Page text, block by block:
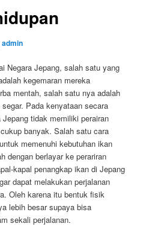
admin
Negara Jepang, salah satu yang
kegemaran mereka
mentah, salah satu nya adalah
Pada kenyataan secara
tidak memiliki perairan
banyak. Salah satu cara
memenuhi kebutuhan ikan
dengan berlayar ke perariran
kapal penangkap ikan di Jepang
dapat melakukan perjalanan
Oleh karena itu bentuk fisik
lebih besar supaya bisa
sekali perjalanan.